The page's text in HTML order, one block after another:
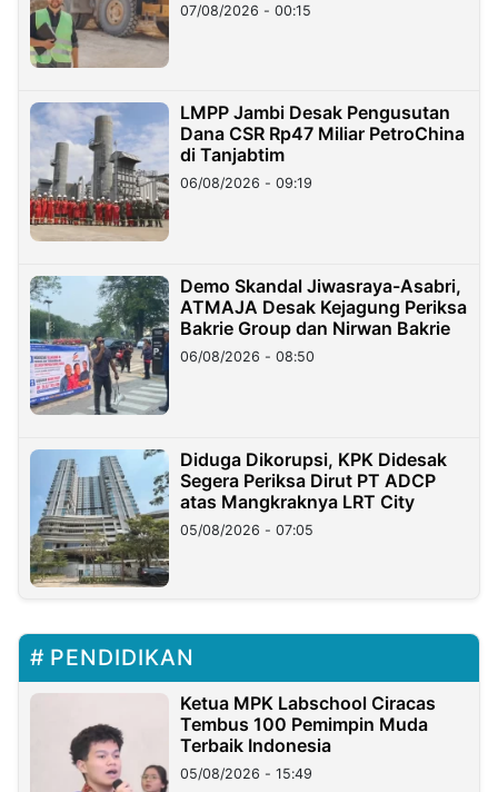
07/08/2026 - 00:15
LMPP Jambi Desak Pengusutan
Dana CSR Rp47 Miliar PetroChina
di Tanjabtim
06/08/2026 - 09:19
Demo Skandal Jiwasraya-Asabri,
ATMAJA Desak Kejagung Periksa
Bakrie Group dan Nirwan Bakrie
06/08/2026 - 08:50
Diduga Dikorupsi, KPK Didesak
Segera Periksa Dirut PT ADCP
atas Mangkraknya LRT City
05/08/2026 - 07:05
PENDIDIKAN
Ketua MPK Labschool Ciracas
Tembus 100 Pemimpin Muda
Terbaik Indonesia
05/08/2026 - 15:49